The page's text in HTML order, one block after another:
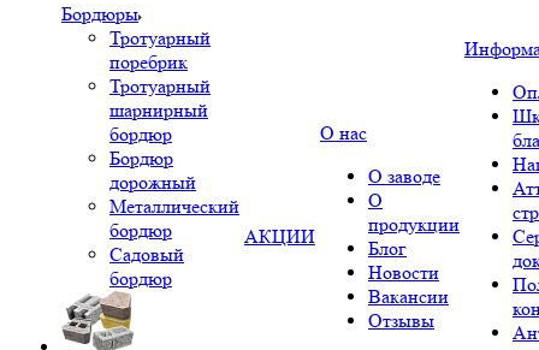
Бордюры
Тротуарный
поребрик
Тротуарный
шарнирный
бордюр
Бордюр
дорожный
Металлический
бордюр
Садовый
бордюр
АКЦИИ
О нас
О заводе
О
продукции
Блог
Новости
Вакансии
Отзывы